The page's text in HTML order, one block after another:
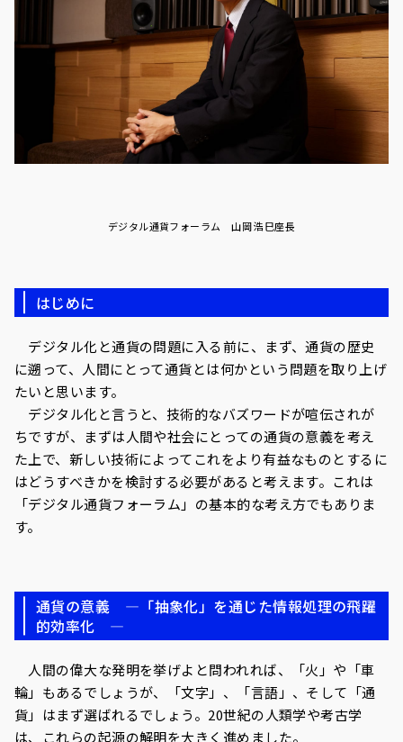
デジタル通貨フォーラム 山岡 浩巳座長
はじめに
デジタル化と通貨の問題に入る前に、まず、通貨の歴史
に遡って、人間にとって通貨とは何かという問題を取り上げ
たいと思います。
デジタル化と言うと、技術的なバズワードが喧伝されが
ちですが、まずは人間や社会にとっての通貨の意義を考え
た上で、新しい技術によってこれをより有益なものとするに
はどうすべきかを検討する必要があると考えます。これは
「デジタル通貨フォーラム」の基本的な考え方でもありま
す。
通貨の意義 ―「抽象化」を通じた情報処理の飛躍
的効率化 ―
人間の偉大な発明を挙げよと問われれば、「火」や「車
輪」もあるでしょうが、「文字」、「言語」、そして「通
貨」はまず選ばれるでしょう。20世紀の人類学や考古学
は、これらの起源の解明を大きく進めました。